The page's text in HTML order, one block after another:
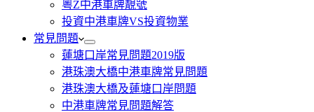
粵Z中港車牌靚號
投資中港車牌VS投資物業
常見問題
蓮塘口岸常見問題2019版
港珠澳大橋中港車牌常見問題
港珠澳大橋及蓮塘口岸問題
中港車牌常見問題解答